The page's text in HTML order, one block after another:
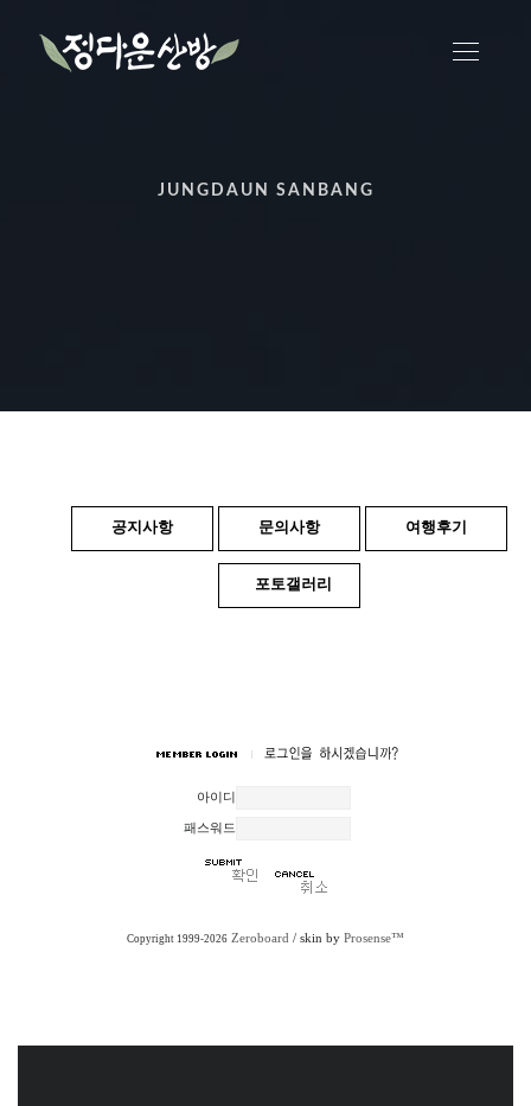
JUNGDAUN SANBANG
공지사항 문의사항 여행후기
포토갤러리
아이디
패스워드
Copyright 1999-2026 Zeroboard / skin by Prosense™